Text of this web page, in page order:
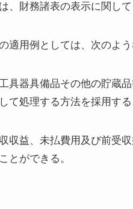
、財務諸表の表示に関して
適用例としては、次のよう
具器具備品その他の貯蔵
て処理する方法を採用する
収益、未払費用及び前
とができる。